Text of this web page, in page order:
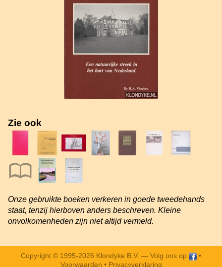
Zie ook
Onze gebruikte boeken verkeren in goede tweedehands
staat, tenzij hierboven anders beschreven. Kleine
onvolkomenheden zijn niet altijd vermeld.
Copyright © 1995-2026 Klondyke B.V. — Volg ons op
•
Voorwaarden • Privacyverklaring